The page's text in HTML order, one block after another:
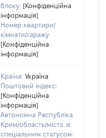
блоку: [Конфіденційна
інформація]
Номер квартири/
кімнати/гаражу:
[Конфіденційна
інформація]
Країна: Україна
Поштовий індекс:
[Конфіденційна
інформація]
Автономна Республіка
Крим/область/місто зі
спеціальним статусом: